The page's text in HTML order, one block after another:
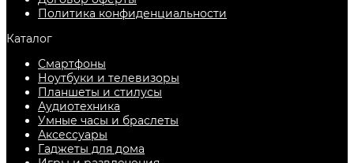
Политика конфиденциальности
Каталог
Смартфоны
Ноутбуки и телевизоры
Планшеты и стилусы
Аудиотехника
Умные часы и браслеты
Аксессуары
Гаджеты для дома